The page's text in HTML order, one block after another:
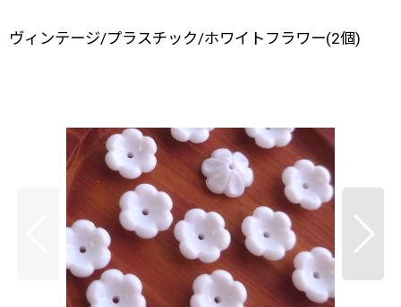
ヴィンテージ/プラスチック/ホワイトフラワー(2個)